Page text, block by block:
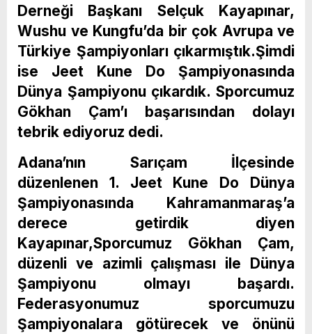
Derneği Başkanı Selçuk Kayapınar,
Wushu ve Kungfu’da bir çok Avrupa ve
Türkiye Şampiyonları çıkarmıştık.Şimdi
ise Jeet Kune Do Şampiyonasında
Dünya Şampiyonu çıkardık. Sporcumuz
Gökhan Çam’ı başarısından dolayı
tebrik ediyoruz dedi.
Adana’nın Sarıçam İlçesinde
düzenlenen 1. Jeet Kune Do Dünya
Şampiyonasında Kahramanmaraş’a
derece getirdik diyen
Kayapınar,Sporcumuz Gökhan Çam,
düzenli ve azimli çalışması ile Dünya
Şampiyonu olmayı başardı.
Federasyonumuz sporcumuzu
Şampiyonalara götürecek ve önünü